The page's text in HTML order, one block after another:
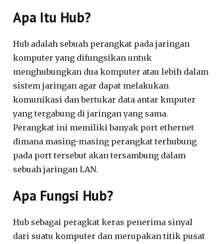
Apa Itu Hub?
Hub adalah sebuah perangkat pada jaringan
komputer yang difungsikan untuk
menghubungkan dua komputer atau lebih dalam
sistem jaringan agar dapat melakukan
komunikasi dan bertukar data antar kmputer
yang tergabung di jaringan yang sama.
Perangkat ini memiliki banyak port ethernet
dimana masing-masing perangkat terhubung
pada port tersebut akan tersambung dalam
sebuah jaringan LAN.
Apa Fungsi Hub?
Hub sebagai peragkat keras penerima sinyal
dari suatu komputer dan merupakan titik pusat